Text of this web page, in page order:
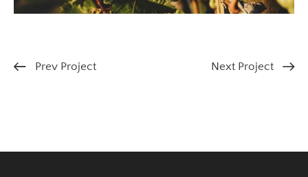
Prev Project Next Project